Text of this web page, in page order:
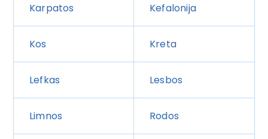
Karpatos Kefalonija
Kos Kreta
Lefkas Lesbos
Limnos Rodos